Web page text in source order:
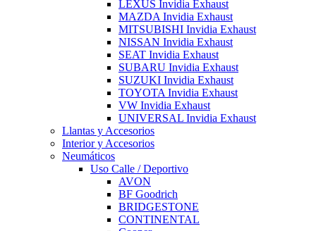
LEXUS Invidia Exhaust
MAZDA Invidia Exhaust
MITSUBISHI Invidia Exhaust
NISSAN Invidia Exhaust
SEAT Invidia Exhaust
SUBARU Invidia Exhaust
SUZUKI Invidia Exhaust
TOYOTA Invidia Exhaust
VW Invidia Exhaust
UNIVERSAL Invidia Exhaust
Llantas y Accesorios
Interior y Accesorios
Neumáticos
Uso Calle / Deportivo
AVON
BF Goodrich
BRIDGESTONE
CONTINENTAL